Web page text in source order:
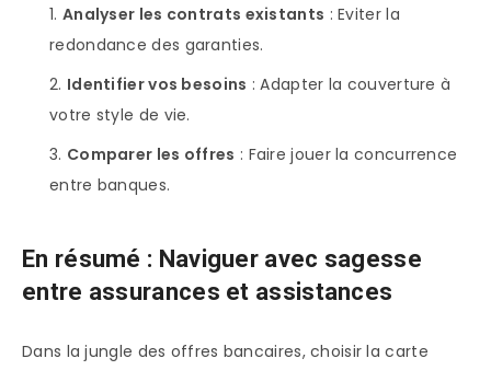
Analyser les contrats existants : Eviter la
redondance des garanties.
Identifier vos besoins : Adapter la couverture à
votre style de vie.
Comparer les offres : Faire jouer la concurrence
entre banques.
En résumé : Naviguer avec sagesse
entre assurances et assistances
Dans la jungle des offres bancaires, choisir la carte